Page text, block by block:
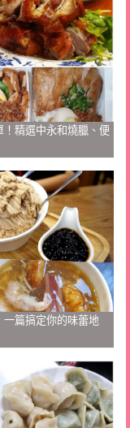
精選中永和燒臘、便
一篇搞定你的味蕾地